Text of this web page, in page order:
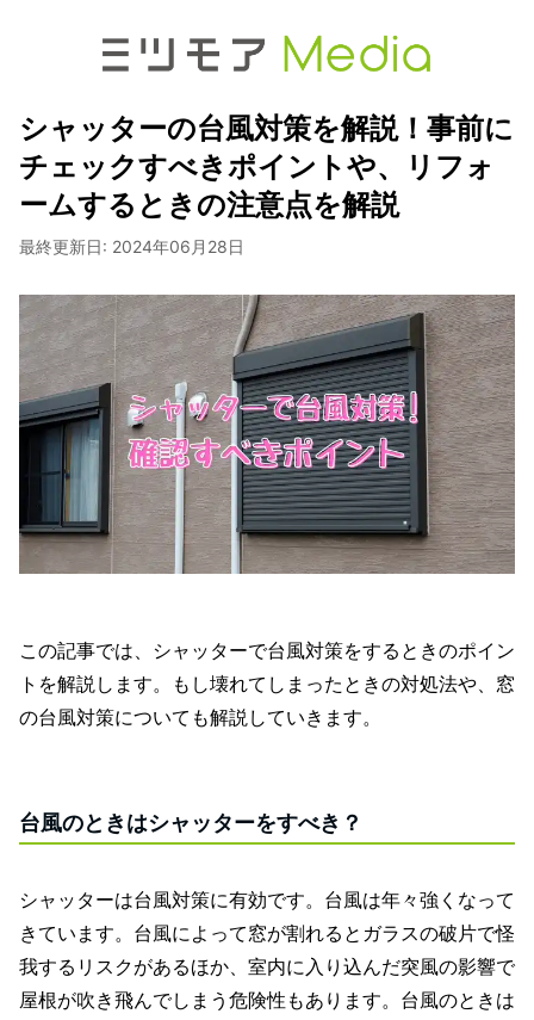
シャッターの台風対策を解説！事前に
チェックすべきポイントや、リフォ
ームするときの注意点を解説
最終更新日: 2024年06月28日
この記事では、シャッターで台風対策をするときのポイン
トを解説します。もし壊れてしまったときの対処法や、窓
の台風対策についても解説していきます。
台風のときはシャッターをすべき？
シャッターは台風対策に有効です。台風は年々強くなって
きています。台風によって窓が割れるとガラスの破片で怪
我するリスクがあるほか、室内に入り込んだ突風の影響で
屋根が吹き飛んでしまう危険性もあります。台風のときは